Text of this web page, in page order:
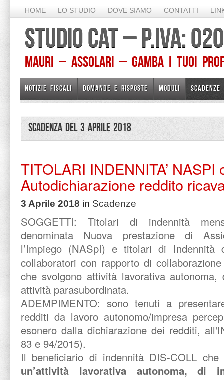
HOME LO STUDIO DOVE SIAMO CONTATTI
STUDIO CAT – P.IVA:
Mauri – Assolari – Gamba I TUOI
NOTIZIE FISCALI DOMANDE E RISPOSTE MODULI SCADENZE
Scadenza del 3 Aprile 2018
TITOLARI INDENNITA’
Autodichiarazione reddito
3 Aprile 2018 in Scadenze
SOGGETTI: Titolari di indennità
denominata Nuova prestazione di
l’Impiego (NASpI) e titolari di Indennità
collaboratori con rapporto di
che svolgono attività lavorativa
attività parasubordinata.
ADEMPIMENTO: sono tenuti a
redditi da lavoro autonomo/impresa
esonero dalla dichiarazione dei redditi,
83 e 94/2015).
Il beneficiario di indennità DIS-COLL
un’attività lavorativa autonoma, di